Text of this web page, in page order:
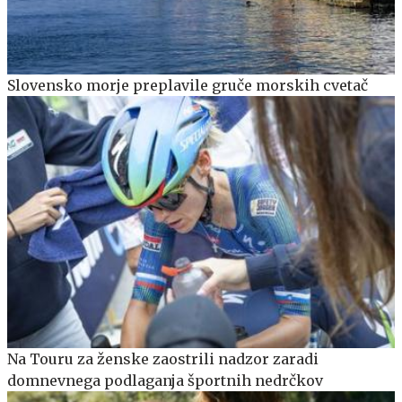
Slovensko morje preplavile gruče morskih cvetač
Na Touru za ženske zaostrili nadzor zaradi
domnevnega podlaganja športnih nedrčkov